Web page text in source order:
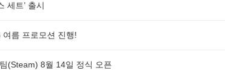
세트’ 출시
여름 프로모션 진행!
(Steam) 8월 14일 정식 오픈